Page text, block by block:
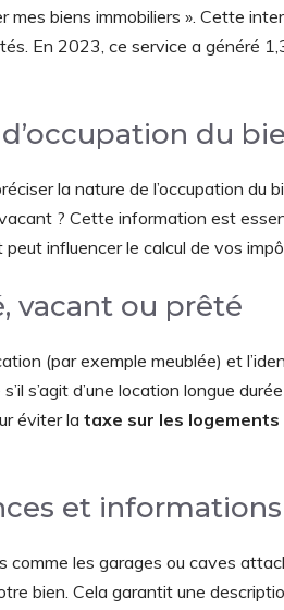
mes biens immobiliers ». Cette
En 2023, ce service a généré
du
la nature de l’occupation du
? Cette information est
influencer le calcul de vos
vacant ou prêté
(par exemple meublée) et
s’agit d’une location longue
éviter la taxe sur les logements
et
comme les garages ou caves
bien. Cela garantit une